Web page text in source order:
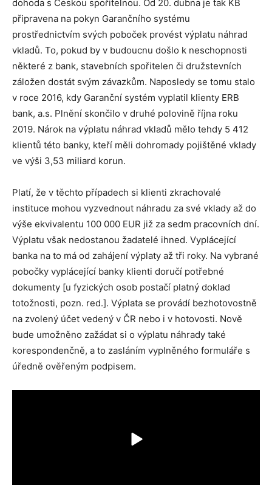
dohoda s Českou spořitelnou. Od 20. dubna je tak KB
připravena na pokyn Garančního systému
prostřednictvím svých poboček provést výplatu náhrad
vkladů. To, pokud by v budoucnu došlo k neschopnosti
některé z bank, stavebních spořitelen či družstevních
záložen dostát svým závazkům. Naposledy se tomu stalo
v roce 2016, kdy Garanční systém vyplatil klienty ERB
bank, a.s. Plnění skončilo v druhé polovině října roku
2019. Nárok na výplatu náhrad vkladů mělo tehdy 5 412
klientů této banky, kteří měli dohromady pojištěné vklady
ve výši 3,53 miliard korun.
Platí, že v těchto případech si klienti zkrachovalé
instituce mohou vyzvednout náhradu za své vklady až do
výše ekvivalentu 100 000 EUR již za sedm pracovních dní.
Výplatu však nedostanou žadatelé ihned. Vyplácející
banka na to má od zahájení výplaty až tři roky. Na vybrané
pobočky vyplácející banky klienti doručí potřebné
dokumenty [u fyzických osob postačí platný doklad
totožnosti, pozn. red.]. Výplata se provádí bezhotovostně
na zvolený účet vedený v ČR nebo i v hotovosti. Nově
bude umožněno zažádat si o výplatu náhrady také
korespondenčně, a to zasláním vyplněného formuláře s
úředně ověřeným podpisem.